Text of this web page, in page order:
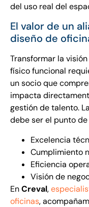
del uso real del
El valor de un
diseño de
Transformar la
físico funcional
un socio que
impacta
gestión de talento.
debe ser el punto
Excelencia
Cumplimiento
Eficiencia
Visión de
EnCreval,
oficinas,